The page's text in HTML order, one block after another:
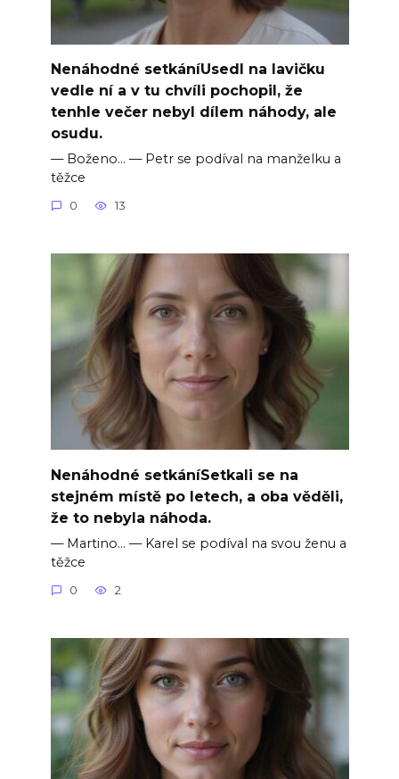
Nenáhodné setkáníUsedl na lavičku
vedle ní a v tu chvíli pochopil, že
tenhle večer nebyl dílem náhody, ale
osudu.
— Boženo… — Petr se podíval na manželku a
těžce
0 13
Nenáhodné setkáníSetkali se na
stejném místě po letech, a oba věděli,
že to nebyla náhoda.
— Martino… — Karel se podíval na svou ženu a
těžce
0 2